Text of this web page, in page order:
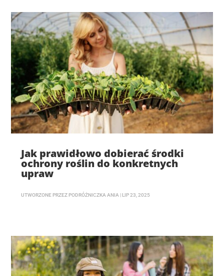
Jak prawidłowo dobierać środki
ochrony roślin do konkretnych
upraw
UTWORZONE PRZEZ PODRÓŻNICZKA ANIA | LIP 23, 2025